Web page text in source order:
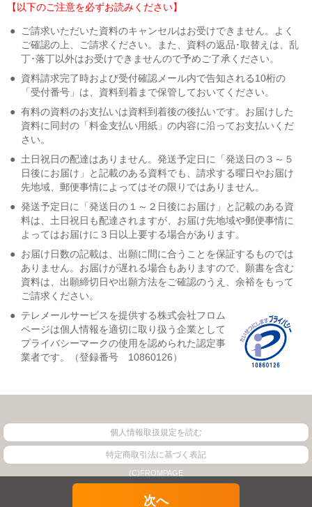
【以下のご注意を必ずお読みください】
●
ご請求いただいた資料のキャンセルはお受けできません。よく
ご確認の上、ご請求ください。また、資料の返品･取替えは、乱
丁･落丁以外はお受けできませんので予めご了承ください。
● 資料請求完了時および受付確認メール内で告知される10桁の
「受付番号」は、資料到着まで保管しておいてください。
● 有料の資料のお支払いは資料到着後の後払いです。お届けした
資料に同封の「料金支払い用紙」の内容に沿ってお支払いくだ
さい。
● 土日祝日の配達はありません。発送予定日に「発送日の３～５
日後にお届け」と記載のある資料でも、請求する曜日やお届け
先地域、郵便事情によってはその限りではありません。
● 発送予定日に「発送日の１～２日後にお届け」と記載のある資
料は、土日祝日も配達されますが、お届け先地域や郵便事情に
よってはお届けに３日以上要する場合があります。
● お届け日数の記載は、出願に間に合うことを保証するものでは
ありません。お届けが遅れる場合もありますので、願書を含む
資料は、出願締切日や出願方法をご確認のうえ、余裕をもって
ご請求ください。
● テレメールサービスを提供する株式会社フロム
ページは個人情報を適切に取り扱う企業として
プライバシーマークの使用を認められた認定事
業者です。（登録番号 10860126）
個人情報取扱規定を読む
特定商取引法に基づく表記
(C)FROMPAGE